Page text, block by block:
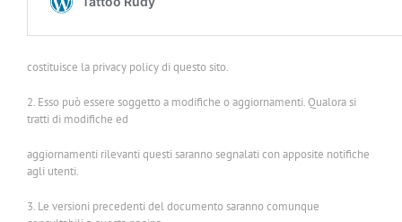
costituisce la privacy policy di questo sito.
2. Esso può essere soggetto a modifiche o aggiornamenti. Qualora si
tratti di modifiche ed
aggiornamenti rilevanti questi saranno segnalati con apposite notifiche
agli utenti.
3. Le versioni precedenti del documento saranno comunque